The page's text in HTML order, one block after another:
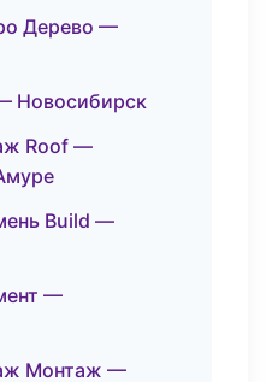
Дерево —
Новосибирск
Roof —
Build —
—
Монтаж —